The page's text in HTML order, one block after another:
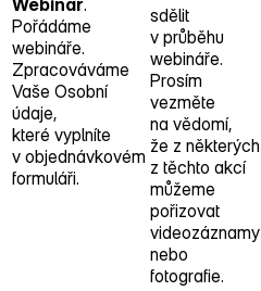
Webinář.
Pořádáme
webináře.
Zpracováváme
Vaše Osobní
údaje,
které vyplníte
v objednávkovém
formuláři.
sdělit
v průběhu
webináře.
Prosím
vezměte
na vědomí,
že z některých
z těchto akcí
můžeme
pořizovat
videozáznamy
nebo
fotografie.